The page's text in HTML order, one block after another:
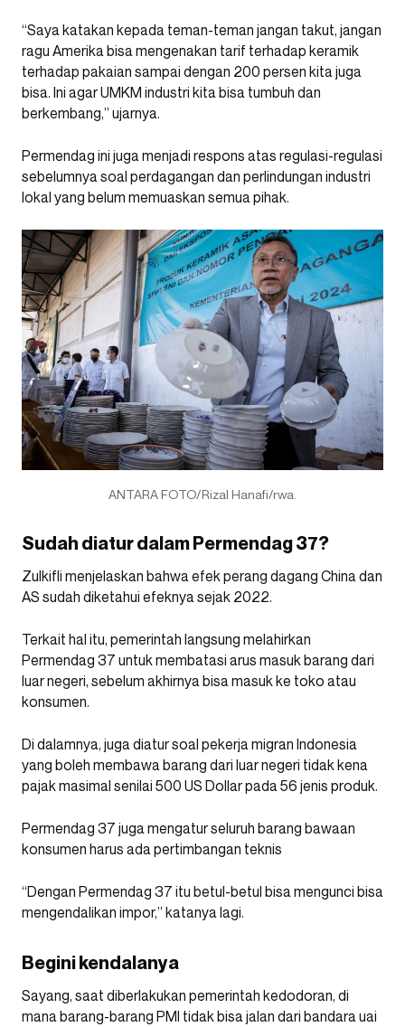
“Saya katakan kepada teman-teman jangan takut, jangan
ragu Amerika bisa mengenakan tarif terhadap keramik
terhadap pakaian sampai dengan 200 persen kita juga
bisa. Ini agar UMKM industri kita bisa tumbuh dan
berkembang,” ujarnya.
Permendag ini juga menjadi respons atas regulasi-regulasi
sebelumnya soal perdagangan dan perlindungan industri
lokal yang belum memuaskan semua pihak.
ANTARA FOTO/Rizal Hanafi/rwa.
Sudah diatur dalam Permendag 37?
Zulkifli menjelaskan bahwa efek perang dagang China dan
AS sudah diketahui efeknya sejak 2022.
Terkait hal itu, pemerintah langsung melahirkan
Permendag 37 untuk membatasi arus masuk barang dari
luar negeri, sebelum akhirnya bisa masuk ke toko atau
konsumen.
Di dalamnya, juga diatur soal pekerja migran Indonesia
yang boleh membawa barang dari luar negeri tidak kena
pajak masimal senilai 500 US Dollar pada 56 jenis produk.
Permendag 37 juga mengatur seluruh barang bawaan
konsumen harus ada pertimbangan teknis
“Dengan Permendag 37 itu betul-betul bisa mengunci bisa
mengendalikan impor,” katanya lagi.
Begini kendalanya
Sayang, saat diberlakukan pemerintah kedodoran, di
mana barang-barang PMI tidak bisa jalan dari bandara uai